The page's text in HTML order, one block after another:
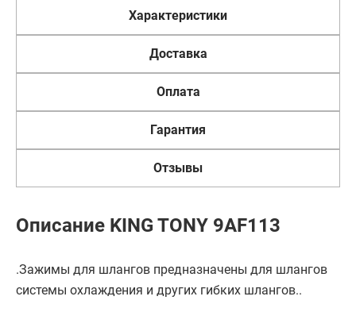
Характеристики
Доставка
Оплата
Гарантия
Отзывы
Описание KING TONY 9AF113
.Зажимы для шлангов предназначены для шлангов
системы охлаждения и других гибких шлангов..